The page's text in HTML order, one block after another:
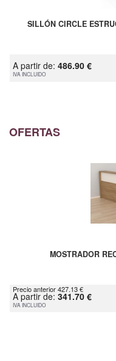
SILLÓN CIRCLE
A partir de: 486.90 €
IVA INCLUIDO
OFERTAS
MOSTRADOR
Precio anterior 427.13 €
A partir de: 341.70 €
IVA INCLUIDO